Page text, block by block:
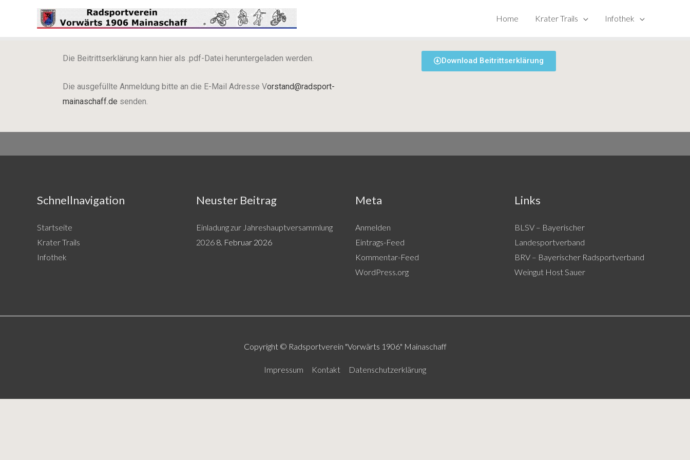
Home Krater Trails Infothek
Die Beitrittserklärung kann hier als .pdf-Datei heruntergeladen werden.
Die ausgefüllte Anmeldung bitte an die E-Mail Adresse Vorstand@radsport-
mainaschaff.de senden.
Download Beitrittserklärung
Schnellnavigation
Startseite
Krater Trails
Infothek
Neuster Beitrag
Einladung zur Jahreshauptversammlung
2026 8. Februar 2026
Meta
Anmelden
Eintrags-Feed
Kommentar-Feed
WordPress.org
Links
BLSV – Bayerischer
Landesportverband
BRV – Bayerischer Radsportverband
Weingut Host Sauer
Copyright © Radsportverein "Vorwärts 1906" Mainaschaff
Impressum Kontakt Datenschutzerklärung